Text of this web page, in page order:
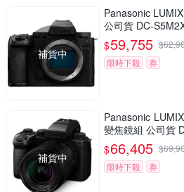
補貨中
Panasonic
公司貨 DC-
$59,755 $
限時下殺
券
補貨中
Panasonic
變焦鏡組 公司貨
$66,405 $
限時下殺
券